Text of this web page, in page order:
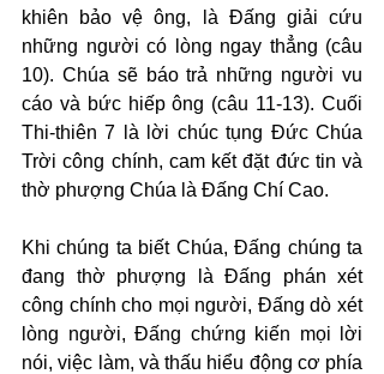
khiên bảo vệ ông, là Đấng giải cứu
những người có lòng ngay thẳng (câu
10). Chúa sẽ báo trả những người vu
cáo và bức hiếp ông (câu 11-13). Cuối
Thi-thiên 7 là lời chúc tụng Đức Chúa
Trời công chính, cam kết đặt đức tin và
thờ phượng Chúa là Đấng Chí Cao.
Khi chúng ta biết Chúa, Đấng chúng ta
đang thờ phượng là Đấng phán xét
công chính cho mọi người, Đấng dò xét
lòng người, Đấng chứng kiến mọi lời
nói, việc làm, và thấu hiểu động cơ phía